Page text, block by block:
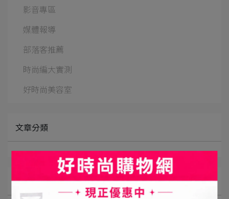
影音專區
媒體報導
部落客推薦
時尚編大實測
好時尚美容室
文章分類
最新消息